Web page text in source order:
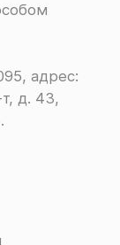
адрес:
д. 43,